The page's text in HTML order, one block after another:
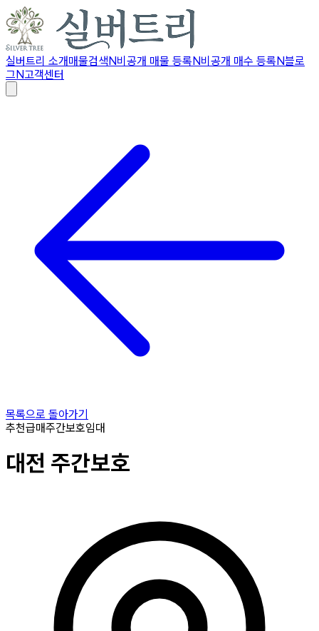
실버트리 소개매물검색N비공개 매물 등록N비공개 매수 등록N블로
그N고객센터
목록으로 돌아가기
추천급매주간보호임대
대전 주간보호